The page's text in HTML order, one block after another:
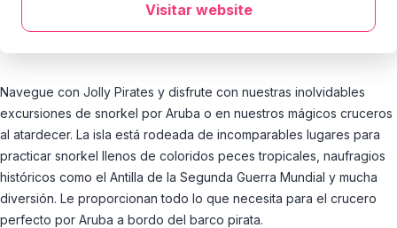
Navegue con Jolly Pirates y disfrute con nuestras inolvidables
excursiones de snorkel por Aruba o en nuestros mágicos cruceros
al atardecer. La isla está rodeada de incomparables lugares para
practicar snorkel llenos de coloridos peces tropicales, naufragios
históricos como el Antilla de la Segunda Guerra Mundial y mucha
diversión. Le proporcionan todo lo que necesita para el crucero
perfecto por Aruba a bordo del barco pirata.
Visitar website